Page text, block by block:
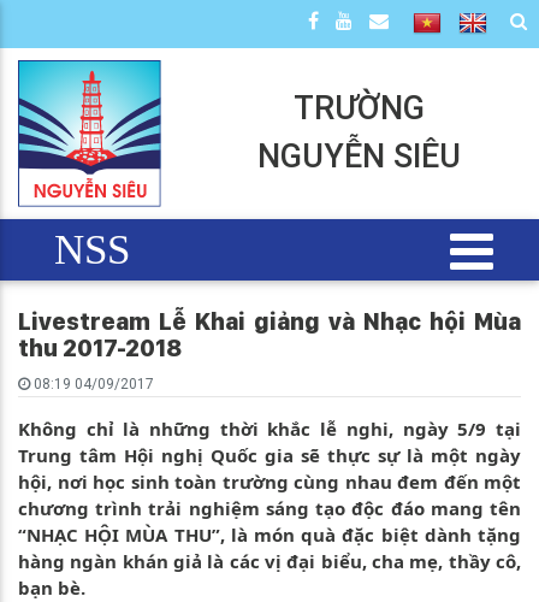
TRƯỜNG
NGUYỄN SIÊU
NSS
Livestream Lễ Khai giảng và Nhạc hội Mùa
thu 2017-2018
08:19 04/09/2017
Không chỉ là những thời khắc lễ nghi, ngày 5/9 tại
Trung tâm Hội nghị Quốc gia sẽ thực sự là một ngày
hội, nơi học sinh toàn trường cùng nhau đem đến một
chương trình trải nghiệm sáng tạo độc đáo mang tên
“NHẠC HỘI MÙA THU”, là món quà đặc biệt dành tặng
hàng ngàn khán giả là các vị đại biểu, cha mẹ, thầy cô,
bạn bè.